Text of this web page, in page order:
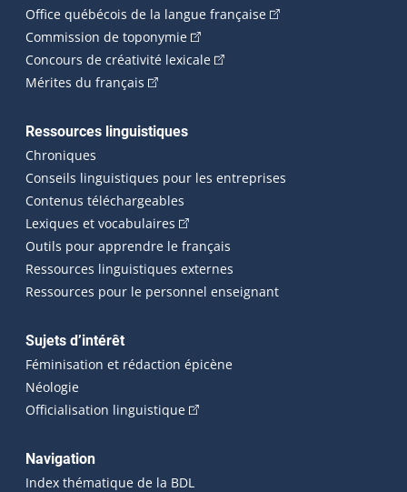
Office québécois de la langue française(Cet hyperlien
Commission de toponymie(Cet hyperlien externe s'ouvrira
Concours de créativité lexicale(Cet hyperlien externe
Mérites du français (Cet hyperlien externe s'ouvrira dans une
Ressources linguistiques
Chroniques
Conseils linguistiques pour les entreprises
Contenus téléchargeables
Lexiques et vocabulaires (Cet hyperlien externe s'ouvrira
Outils pour apprendre le français
Ressources linguistiques externes
Ressources pour le personnel enseignant
Sujets d’intérêt
Féminisation et rédaction épicène
Néologie
Officialisation linguistique(Cet hyperlien externe s'ouvrira
Navigation
Index thématique de la BDL